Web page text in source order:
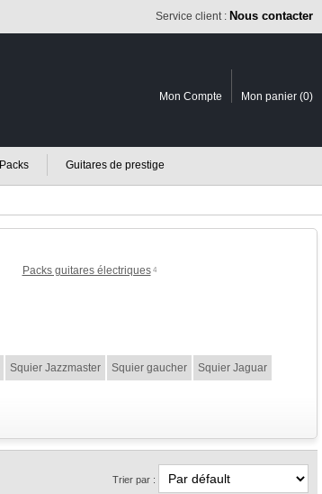
Service client : Nous contacter
Mon Compte Mon panier (0)
Packs Guitares de prestige
Packs guitares électriques4
Squier Jazzmaster Squier gaucher Squier Jaguar
Trier par :